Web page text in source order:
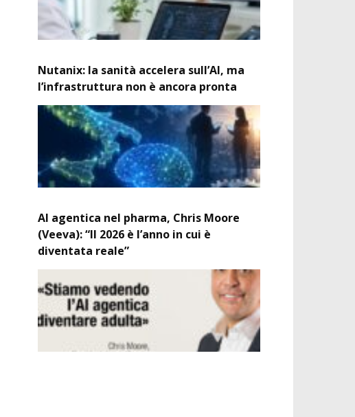
Nutanix: la sanità accelera sull’AI, ma
l’infrastruttura non è ancora pronta
AI agentica nel pharma, Chris Moore
(Veeva): “Il 2026 è l’anno in cui è
diventata reale”